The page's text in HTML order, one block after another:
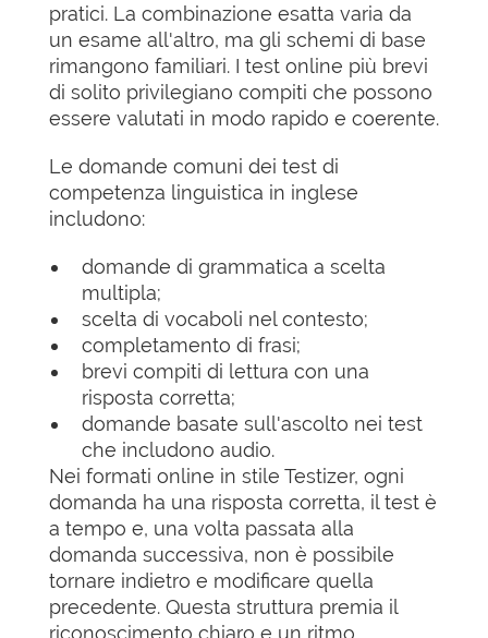
pratici. La combinazione esatta varia da
un esame all'altro, ma gli schemi di base
rimangono familiari. I test online più brevi
di solito privilegiano compiti che possono
essere valutati in modo rapido e coerente.
Le domande comuni dei test di
competenza linguistica in inglese
includono:
domande di grammatica a scelta
multipla;
scelta di vocaboli nel contesto;
completamento di frasi;
brevi compiti di lettura con una
risposta corretta;
domande basate sull'ascolto nei test
che includono audio.
Nei formati online in stile Testizer, ogni
domanda ha una risposta corretta, il test è
a tempo e, una volta passata alla
domanda successiva, non è possibile
tornare indietro e modificare quella
precedente. Questa struttura premia il
riconoscimento chiaro e un ritmo